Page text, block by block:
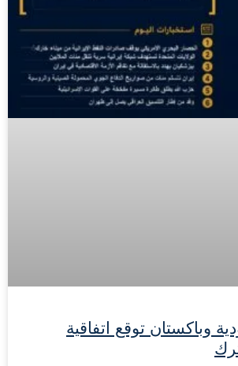
وباكستان توقع اتفاقية